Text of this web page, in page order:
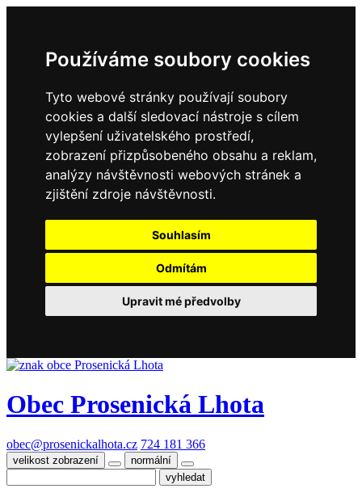
Používáme soubory cookies
Tyto webové stránky používají soubory
cookies a další sledovací nástroje s cílem
vylepšení uživatelského prostředí,
zobrazení přizpůsobeného obsahu a reklam,
analýzy návštěvnosti webových stránek a
zjištění zdroje návštěvnosti.
Souhlasím
Odmítám
Upravit mé předvolby
Obec Prosenická Lhota
obec@prosenickalhota.cz 724 181 366
velikost zobrazení normální